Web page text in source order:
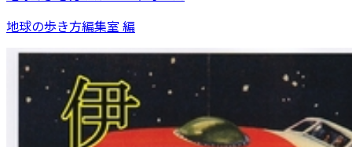
地球の歩き方編集室 編